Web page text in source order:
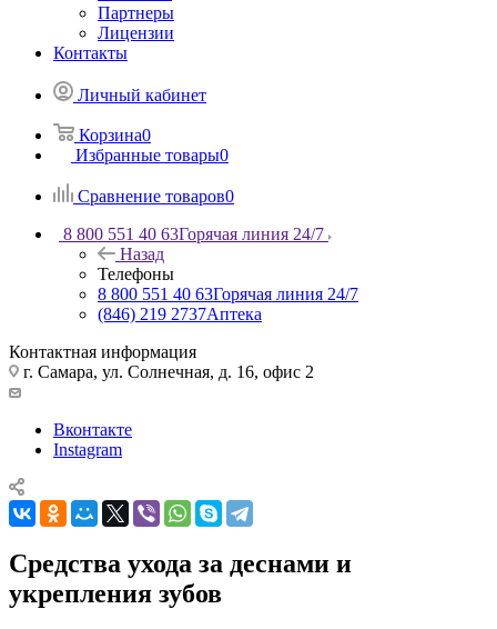
Партнеры
Лицензии
Контакты
Личный кабинет
Корзина0
Избранные товары0
Сравнение товаров0
8 800 551 40 63Горячая линия 24/7
Назад
Телефоны
8 800 551 40 63Горячая линия 24/7
(846) 219 2737Аптека
Контактная информация
г. Самара, ул. Солнечная, д. 16, офис 2
Вконтакте
Instagram
Средства ухода за деснами и
укрепления зубов